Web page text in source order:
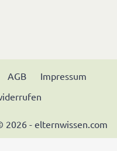
AGB
Impressum
2026 - elternwissen.com